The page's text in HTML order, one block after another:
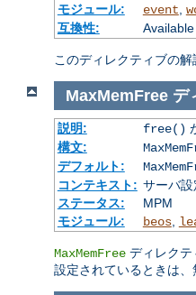
モジュール:
event
互換性:
このディレクティブの
MaxMemFree デ
説明: free()
構文:
デフォルト:
コンテキスト: サーバ
ステータス:
MPM
モジュール:
beos,
MaxMemFree ディレクテ
設定されているときは、